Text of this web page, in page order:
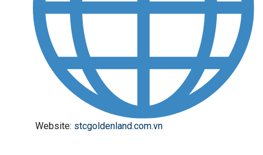
Website: stcgoldenland.com.vn